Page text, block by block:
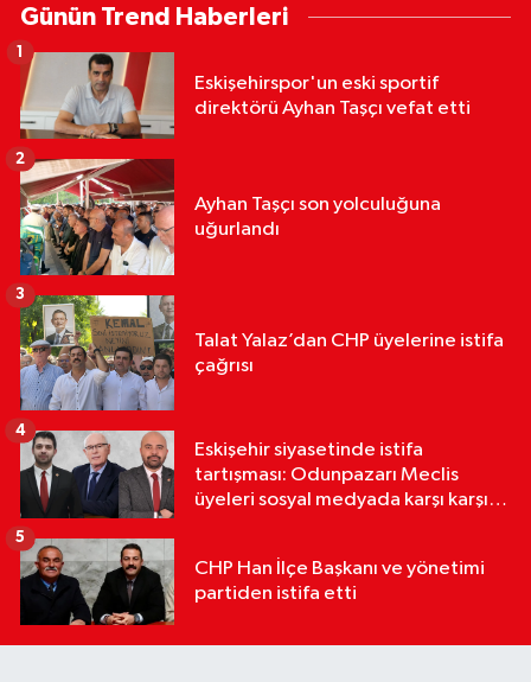
Günün Trend Haberleri
Eskişehirspor'un eski sportif
direktörü Ayhan Taşçı vefat etti
1
Ayhan Taşçı son yolculuğuna
uğurlandı
2
Talat Yalaz’dan CHP üyelerine istifa
çağrısı
3
Eskişehir siyasetinde istifa
tartışması: Odunpazarı Meclis
üyeleri sosyal medyada karşı karşıya
4
CHP Han İlçe Başkanı ve yönetimi
partiden istifa etti
5